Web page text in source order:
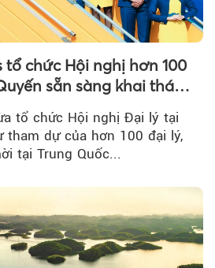
tổ chức Hội nghị hơn 100
sẵn sàng khai thác
TP.HCM - Thâm Quyến
tổ chức Hội nghị Đại lý tại
tham dự của hơn 100 đại lý,
tại Trung Quốc...